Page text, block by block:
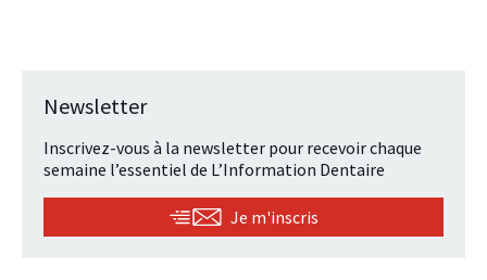
Newsletter
Inscrivez-vous à la newsletter pour recevoir chaque
semaine l’essentiel de L’Information Dentaire
Je m'inscris